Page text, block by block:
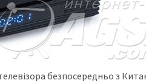
безпосередньо з